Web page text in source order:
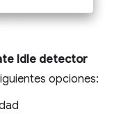
Idle detector
opciones: